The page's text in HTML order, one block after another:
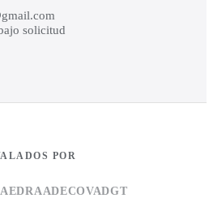
solicitud
POR
AEDRAADECOVADGT